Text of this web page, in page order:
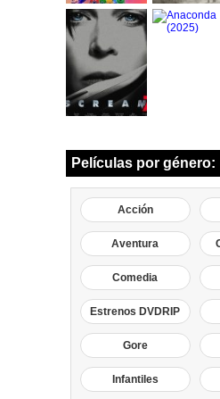
Películas por género:
Acción
Aventura
Comedia
Estrenos DVDRIP
Gore
Infantiles